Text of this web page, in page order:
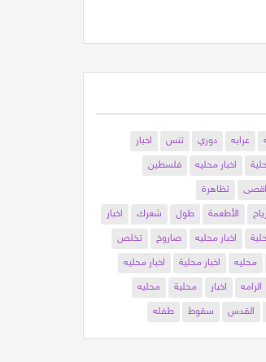
عرابه دوري تنس
اخبار
اخبار محليه
فلسطين
اقصى
تظاهرة
الأطعمة طول شعرك
اخبار
اخبار محليه صاروخ
تخلص
محليه اخبار محلية
اخبار محليه
الرامه اخبار محلية
محليه
القدس سقوط طفله